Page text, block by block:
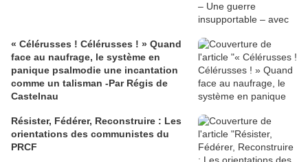
« Célérusses ! Célérusses ! » Quand
face au naufrage, le système en
panique psalmodie une incantation
comme un talisman -Par Régis de
Castelnau
Résister, Fédérer, Reconstruire : Les
orientations des communistes du
PRCF